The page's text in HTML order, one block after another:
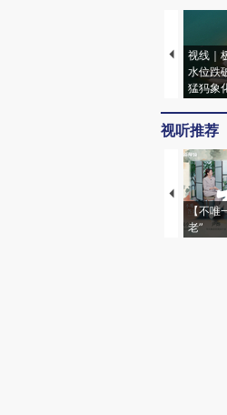
视线｜
水位跌
猛犸象
视听推荐
【不唯
老”